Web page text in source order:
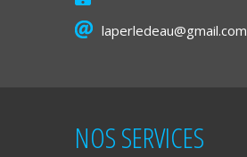
laperledeau@gmail.com
NOS SERVICES